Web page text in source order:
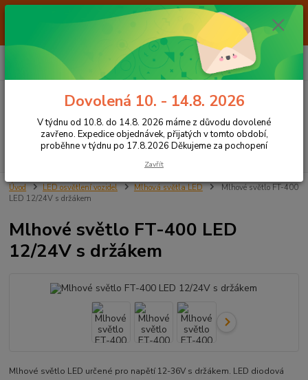
Od 7.8. do 14.8. 2026 máme z důvodu dovolené ZAVŘENO. Expedice
objednávek, přijatých v tomto období, proběhne v týdnu po 17.8.2026
Děkujeme za pochopení
CZK
Hledat
+420 605 283 713
za0,00 Kč
Úvod LED osvětlení vozidel Mlhová světla LED
Mlhové světlo FT-400
LED 12/24V s držákem
Mlhové světlo FT-400 LED
12/24V s držákem
Mlhové světlo LED určené pro napětí 12-36V s držákem. LED diodová
Dovolená 10. - 14.8. 2026
V týdnu od 10.8. do 14.8. 2026 máme z důvodu dovolené
zavřeno. Expedice objednávek, přijatých v tomto období,
proběhne v týdnu po 17.8.2026 Děkujeme za pochopení
Zavřít